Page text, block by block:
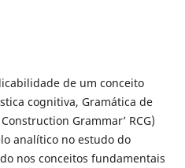
de um conceito
cognitiva, Gramática de
Grammar’ RCG)
analítico no estudo do
nos conceitos fundamentais